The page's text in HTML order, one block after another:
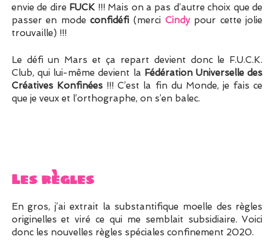
envie de dire FUCK !!! Mais on a pas d’autre choix que de
passer en modeconfidéfi (merci Cindy pour cette jolie
trouvaille) !!!
Le défi un Mars et ça repart devient donc le F.U.C.K.
Club, qui lui-même devient la Fédération Universelle des
Créatives Konfinées!!! C’est la fin du Monde, je fais ce
que je veux et l’orthographe, on s’en balec.
Les règles
En gros, j’ai extrait la substantifique moelle des règles
originelles et viré ce qui me semblait subsidiaire. Voici
donc les nouvelles règles spéciales confinement 2020.